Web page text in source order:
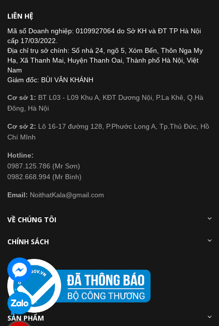
LIÊN HỆ
Mã số Doanh nghiệp: 0109927064 do Sở KH và ĐT TP Hà Nội
cấp 17/03/2022.
Địa chỉ trụ sở chính: Số nhà 24, ngõ 5, Xóm Bến, Thôn Nga My
Hạ, Xã Thanh Mai, Huyện Thanh Oai, Thành phố Hà Nội, Việt
Nam
Giám đốc: BÙI VĂN KHÁNH
Cơ sở 1: BT L03 - L09 Khu A, KĐT Dương Nội, P.La Khê, Q.Hà
Đông, Hà Nội
Cơ sở 2: Lô 16-17 đường 128, P.Phước Long A, Tp.Thủ Đức, Hồ
Chí MInh
Hotline:
0987.125.786 (Mr Sơn)
0982.668.994 (Mr Bình)
Email: NoithatKala@gmail.com
VỀ CHÚNG TÔI
CHÍNH SÁCH
SẢN PHẨM